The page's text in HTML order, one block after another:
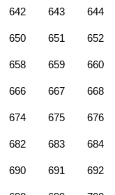
642 643 644
650 651 652
658 659 660
666 667 668
674 675 676
682 683 684
690 691 692